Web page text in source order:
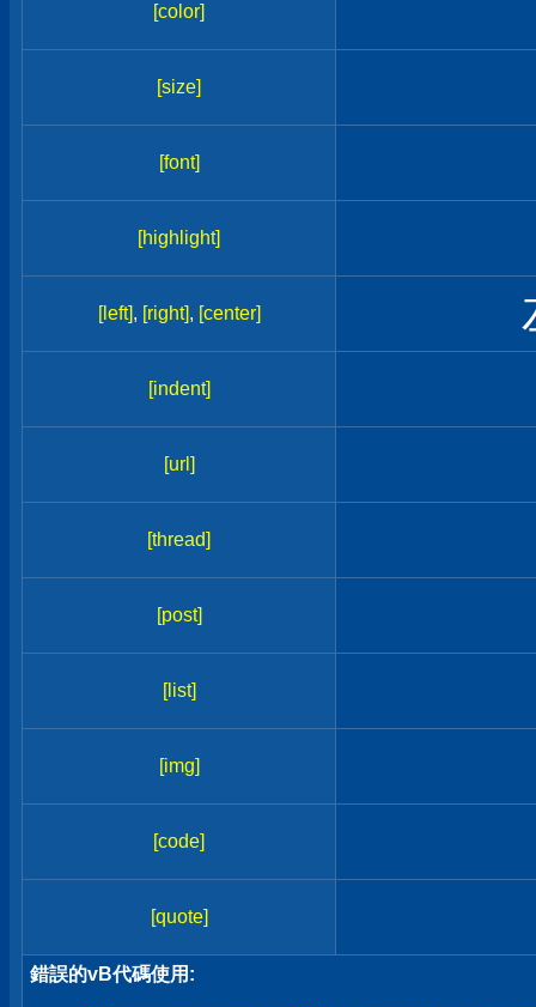
[color]
[size]
[font]
[highlight]
[left], [right], [center]
[indent]
[url]
[thread]
[post]
[list]
[img]
[code]
[quote]
錯誤的vB代碼使用: